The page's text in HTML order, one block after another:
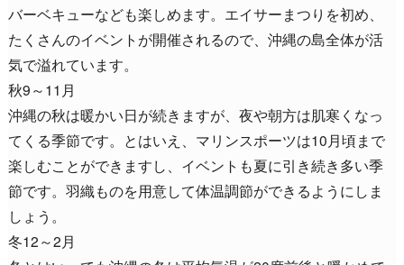
バーベキューなども楽しめます。エイサーまつりを初め、
たくさんのイベントが開催されるので、沖縄の島全体が活
気で溢れています。
秋9～11月
沖縄の秋は暖かい日が続きますが、夜や朝方は肌寒くなっ
てくる季節です。とはいえ、マリンスポーツは10月頃まで
楽しむことができますし、イベントも夏に引き続き多い季
節です。羽織ものを用意して体温調節ができるようにしま
しょう。
冬12～2月